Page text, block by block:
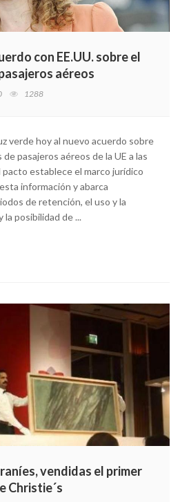
con EE.UU. sobre el
aéreos
1288
verde hoy al nuevo acuerdo sobre
pasajeros aéreos de la UE a las
pacto establece el marco jurídico
información y abarca
de retención, el uso y la
posibilidad de ...
vendidas el primer
Christie´s